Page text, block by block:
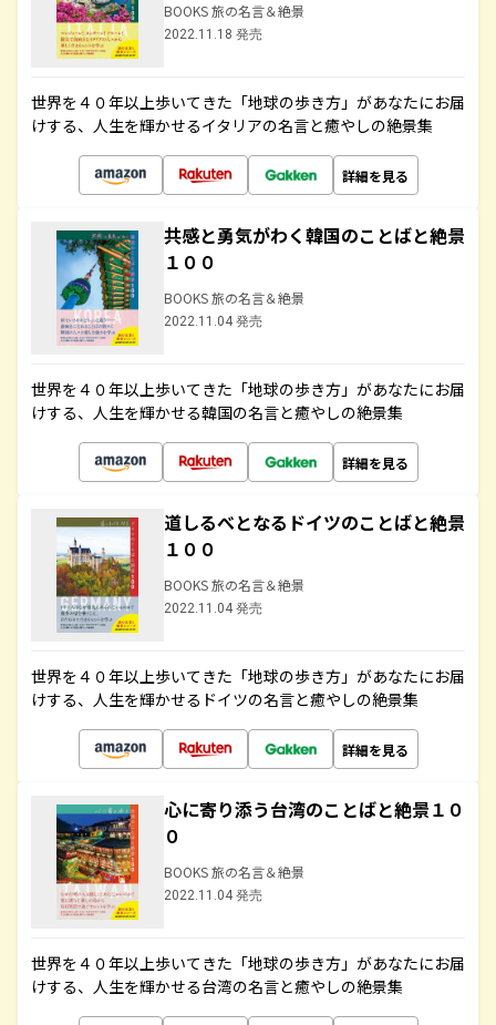
BOOKS 旅の名言＆絶景
2022.11.18 発売
世界を４０年以上歩いてきた「地球の歩き方」があなたにお届
けする、人生を輝かせるイタリアの名言と癒やしの絶景集
詳細を見る
共感と勇気がわく韓国のことばと絶景
１００
BOOKS 旅の名言＆絶景
2022.11.04 発売
世界を４０年以上歩いてきた「地球の歩き方」があなたにお届
けする、人生を輝かせる韓国の名言と癒やしの絶景集
詳細を見る
道しるべとなるドイツのことばと絶景
１００
BOOKS 旅の名言＆絶景
2022.11.04 発売
世界を４０年以上歩いてきた「地球の歩き方」があなたにお届
けする、人生を輝かせるドイツの名言と癒やしの絶景集
詳細を見る
心に寄り添う台湾のことばと絶景１０
０
BOOKS 旅の名言＆絶景
2022.11.04 発売
世界を４０年以上歩いてきた「地球の歩き方」があなたにお届
けする、人生を輝かせる台湾の名言と癒やしの絶景集